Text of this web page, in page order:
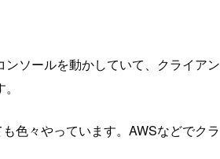
ンソールを動かしていて、クライア
色々やっています。AWSなどで